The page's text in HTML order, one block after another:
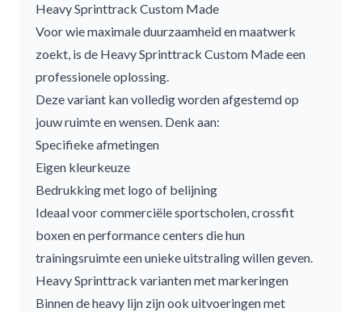
Heavy Sprinttrack Custom Made
Voor wie maximale duurzaamheid en maatwerk
zoekt, is de Heavy Sprinttrack Custom Madeeen
professionele oplossing.
Deze variant kan volledig worden afgestemd op
jouw ruimte en wensen. Denk aan:
Specifieke afmetingen
Eigen kleurkeuze
Bedrukking met logo of belijning
Ideaal voor commerciële sportscholen, crossfit
boxen en performance centers die hun
trainingsruimte een unieke uitstraling willen geven.
Heavy Sprinttrack varianten met markeringen
Binnen de heavy lijn zijn ook uitvoeringen met